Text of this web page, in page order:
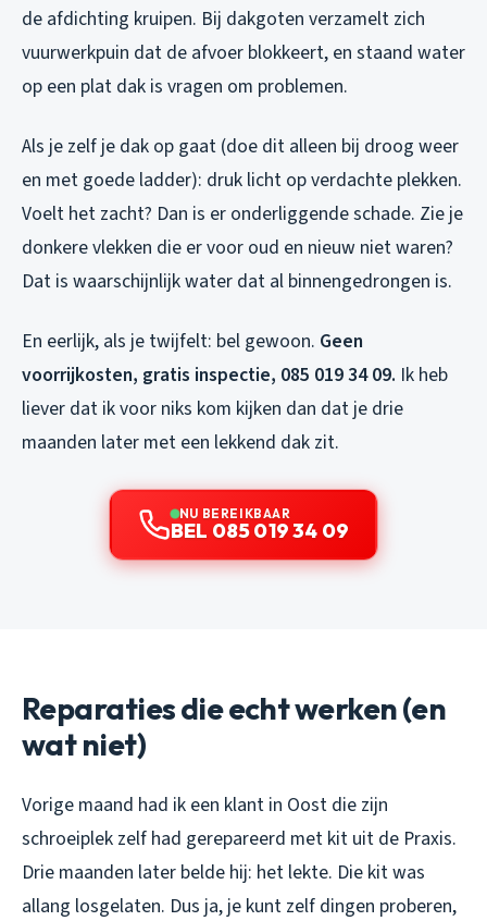
de afdichting kruipen. Bij dakgoten verzamelt zich
vuurwerkpuin dat de afvoer blokkeert, en staand water
op een plat dak is vragen om problemen.
Als je zelf je dak op gaat (doe dit alleen bij droog weer
en met goede ladder): druk licht op verdachte plekken.
Voelt het zacht? Dan is er onderliggende schade. Zie je
donkere vlekken die er voor oud en nieuw niet waren?
Dat is waarschijnlijk water dat al binnengedrongen is.
En eerlijk, als je twijfelt: bel gewoon. Geen
voorrijkosten, gratis inspectie, 085 019 34 09. Ik heb
liever dat ik voor niks kom kijken dan dat je drie
maanden later met een lekkend dak zit.
NU BEREIKBAAR
BEL 085 019 34 09
Reparaties die echt werken (en
wat niet)
Vorige maand had ik een klant in Oost die zijn
schroeiplek zelf had gerepareerd met kit uit de Praxis.
Drie maanden later belde hij: het lekte. Die kit was
allang losgelaten. Dus ja, je kunt zelf dingen proberen,